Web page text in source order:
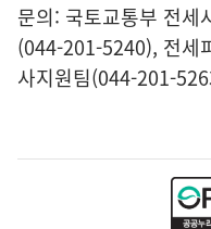
문의: 국토교통부 전세
(044-201-5240), 전세
사지원팀(044-201-